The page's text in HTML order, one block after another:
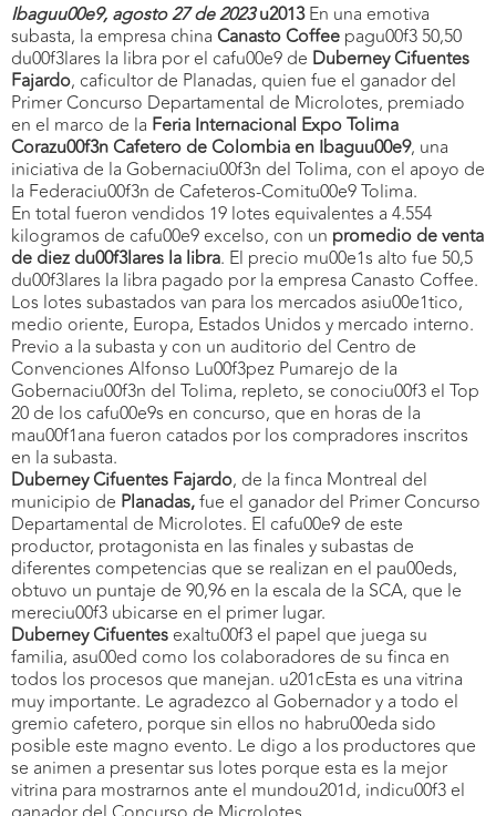
Ibaguu00e9, agosto 27 de 2023u2013En una emotiva
subasta, la empresa china Canasto Coffee pagu00f3 50,50
du00f3lares la libra por el cafu00e9 de Duberney Cifuentes
Fajardo, caficultor de Planadas, quien fue el ganador del
Primer Concurso Departamental de Microlotes, premiado
en el marco de la Feria Internacional Expo Tolima
Corazu00f3n Cafetero de Colombia en Ibaguu00e9, una
iniciativa de la Gobernaciu00f3n del Tolima, con el apoyo de
la Federaciu00f3n de Cafeteros-Comitu00e9 Tolima.
En total fueron vendidos 19 lotes equivalentes a 4.554
kilogramos de cafu00e9 excelso, con un promedio de venta
de diez du00f3lares la libra. El precio mu00e1s alto fue 50,5
du00f3lares la libra pagado por la empresa Canasto Coffee.
Los lotes subastados van para los mercados asiu00e1tico,
medio oriente, Europa, Estados Unidos y mercado interno.
Previo a la subasta y con un auditorio del Centro de
Convenciones Alfonso Lu00f3pez Pumarejo de la
Gobernaciu00f3n del Tolima, repleto, se conociu00f3 el Top
20 de los cafu00e9s en concurso, que en horas de la
mau00f1ana fueron catados por los compradores inscritos
en la subasta.
Duberney Cifuentes Fajardo, de la finca Montreal del
municipio de Planadas,fue el ganador del Primer Concurso
Departamental de Microlotes. El cafu00e9 de este
productor, protagonista en las finales y subastas de
diferentes competencias que se realizan en el pau00eds,
obtuvo un puntaje de 90,96 en la escala de la SCA, que le
mereciu00f3 ubicarse en el primer lugar.
Duberney Cifuentes exaltu00f3 el papel que juega su
familia, asu00ed como los colaboradores de su finca en
todos los procesos que manejan. u201cEsta es una vitrina
muy importante. Le agradezco al Gobernador y a todo el
gremio cafetero, porque sin ellos no habru00eda sido
posible este magno evento. Le digo a los productores que
se animen a presentar sus lotes porque esta es la mejor
vitrina para mostrarnos ante el mundou201d, indicu00f3 el